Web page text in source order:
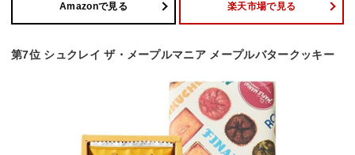
Amazonで見る 楽天市場で見る
第7位 シュクレイ ザ・メープルマニア メープルバタークッキー